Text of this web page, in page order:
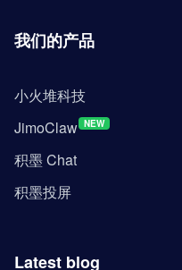
我们的产品
小火堆科技
JimoClaw NEW
积墨 Chat
积墨投屏
Latest blog